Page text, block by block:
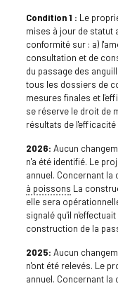
Condition 1 : Le
mises à jour de statut
conformité sur : a)
consultation et de
du passage des
tous les dossiers de
mesures finales et
se réserve le droit de
résultats de l'efficacité
2026: Aucun
n'a été identifié. Le
annuel. Concernant la
à poissons La
elle sera
signalé qu'il
construction de la
2025: Aucun
n'ont été relevés. Le
annuel. Concernant la